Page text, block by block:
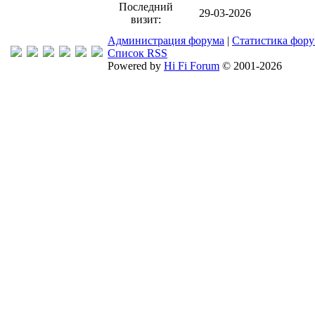
Последний
визит:
29-03-2026
Администрация форума | Статистика
Список RSS
Powered by Hi Fi Forum © 2001-2026